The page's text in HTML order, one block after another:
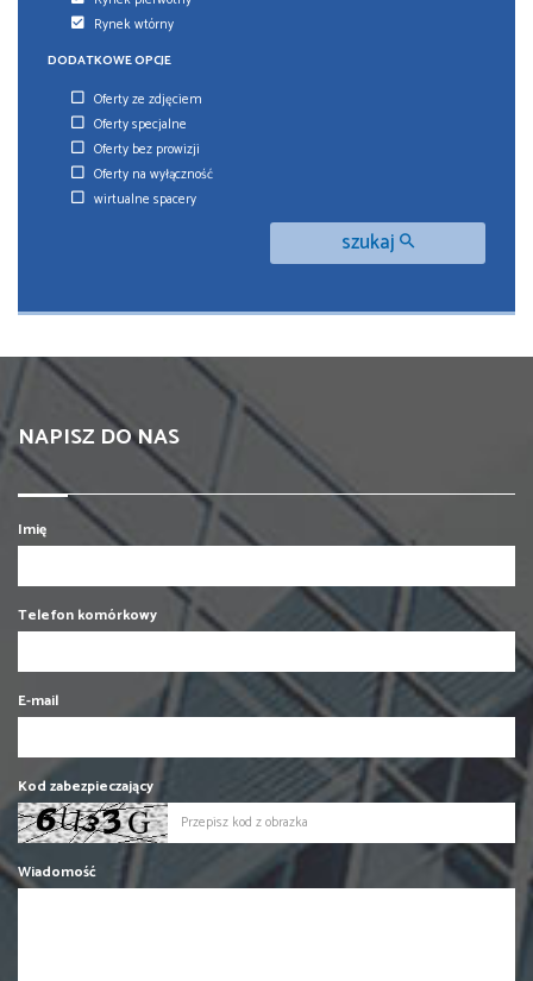
Rynek wtórny
DODATKOWE OPCJE
Oferty ze zdjęciem
Oferty specjalne
Oferty bez prowizji
Oferty na wyłączność
wirtualne spacery
szukaj
NAPISZ DO NAS
Imię
Telefon komórkowy
E-mail
Kod zabezpieczający
Wiadomość